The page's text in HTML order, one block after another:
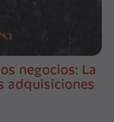
negocios: La
adquisiciones